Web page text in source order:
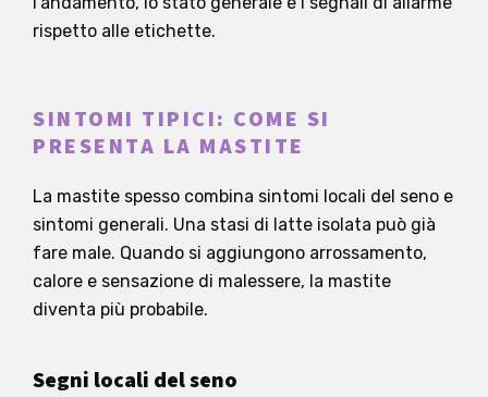
rispetto alle etichette.
SINTOMI TIPICI: COME SI
PRESENTA LA MASTITE
La mastite spesso combina sintomi locali del seno e
sintomi generali. Una stasi di latte isolata può già
fare male. Quando si aggiungono arrossamento,
calore e sensazione di malessere, la mastite
diventa più probabile.
Segni locali del seno